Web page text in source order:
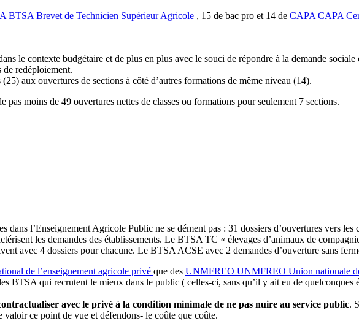
BTSA Brevet de Technicien Supérieur Agricole , 15 de bac pro et 14 de CAPA CAPA
le contexte budgétaire et de plus en plus avec le souci de répondre à la demande sociale
de redéploiement.
aux ouvertures de sections à côté d’autres formations de même niveau (14).
moins de 49 ouvertures nettes de classes ou formations pour seulement 7 sections.
l’Enseignement Agricole Public ne se dément pas : 31 dossiers d’ouvertures vers les
les demandes des établissements. Le BTSA TC « élevages d’animaux de
avec 4 dossiers pour chacune. Le BTSA ACSE avec 2 demandes d’ouverture sans
de l’enseignement agricole privé que des UNMFREO UNMFREO Union nationale
BTSA qui recrutent le mieux dans le public ( celles-ci, sans qu’il y ait eu de quelconques
avec le privé à la condition minimale de ne pas nuire au service public.
ce point de vue et défendons- le coûte que coûte.